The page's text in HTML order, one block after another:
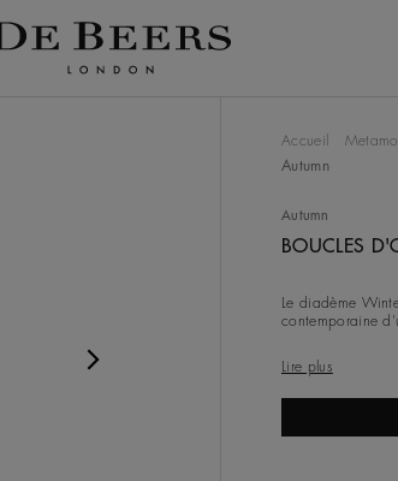
de miniatures ci-dessous. Utilisez le
Accueil
Autumn
Autumn
BOUCLES
Le diadème
contemporaine
Lire plus